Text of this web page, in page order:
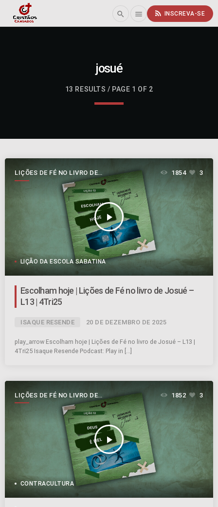
search menu rss_feed INSCREVA-SE
josué
13 RESULTS / PAGE 1 OF 2
LIÇÕES DE FÉ NO LIVRO DE
JOSUÉ
play_arrow
1854 3
LIÇÃO DA ESCOLA SABATINA
Escolham hoje | Lições de Fé no livro de Josué –
L13 | 4Tri25
ISAQUE RESENDE 20 DE DEZEMBRO DE 2025
play_arrow Escolham hoje | Lições de Fé no livro de Josué – L13 |
4Tri25 Isaque Resende Podcast: Play in […]
LIÇÕES DE FÉ NO LIVRO DE
JOSUÉ
play_arrow
1852 3
CONTRACULTURA